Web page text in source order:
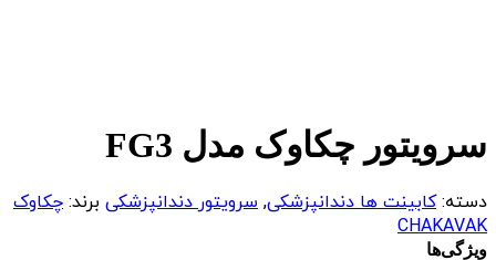
سرویتور چکاوک مدل FG3
دسته:کابینت ها دندانپزشکی, سرویتور دندانپزشکی برند: چکاوک
CHAKAVAK
ویژگی‌ها